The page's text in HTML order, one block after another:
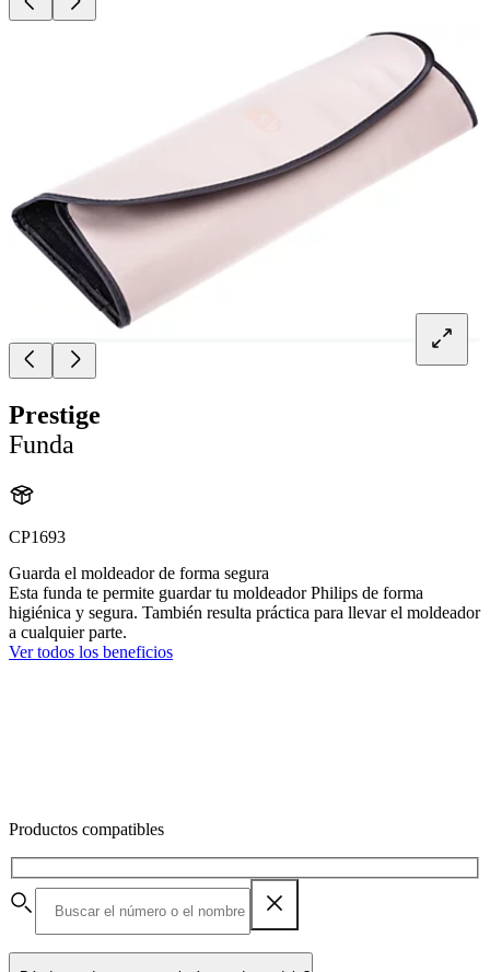
Prestige
Funda
CP1693
Guarda el moldeador de forma segura
Esta funda te permite guardar tu moldeador Philips de forma
higiénica y segura. También resulta práctica para llevar el moldeador
a cualquier parte.
Ver todos los beneficios
Productos compatibles